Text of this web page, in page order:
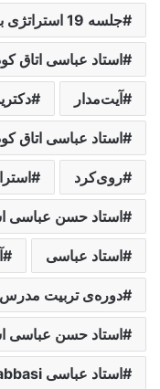
جلسه 19 استراتژی برای کودکان
استاد عباسی اتاق
آيت‌مدار
استاد عباسی اتاق
روی‌کرد
استاد حسن عباسی
استاد عباسی
دوره‌ی تربیت مدرس
استاد حسن عباسی
استاد عباسی dr-abbasi